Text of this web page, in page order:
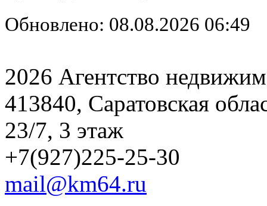
Обновлено: 08.08.2026 06:49
2026 Агентство
413840, Саратовская
23/7, 3 этаж
+7(927)225-25-30
mail@km64.ru